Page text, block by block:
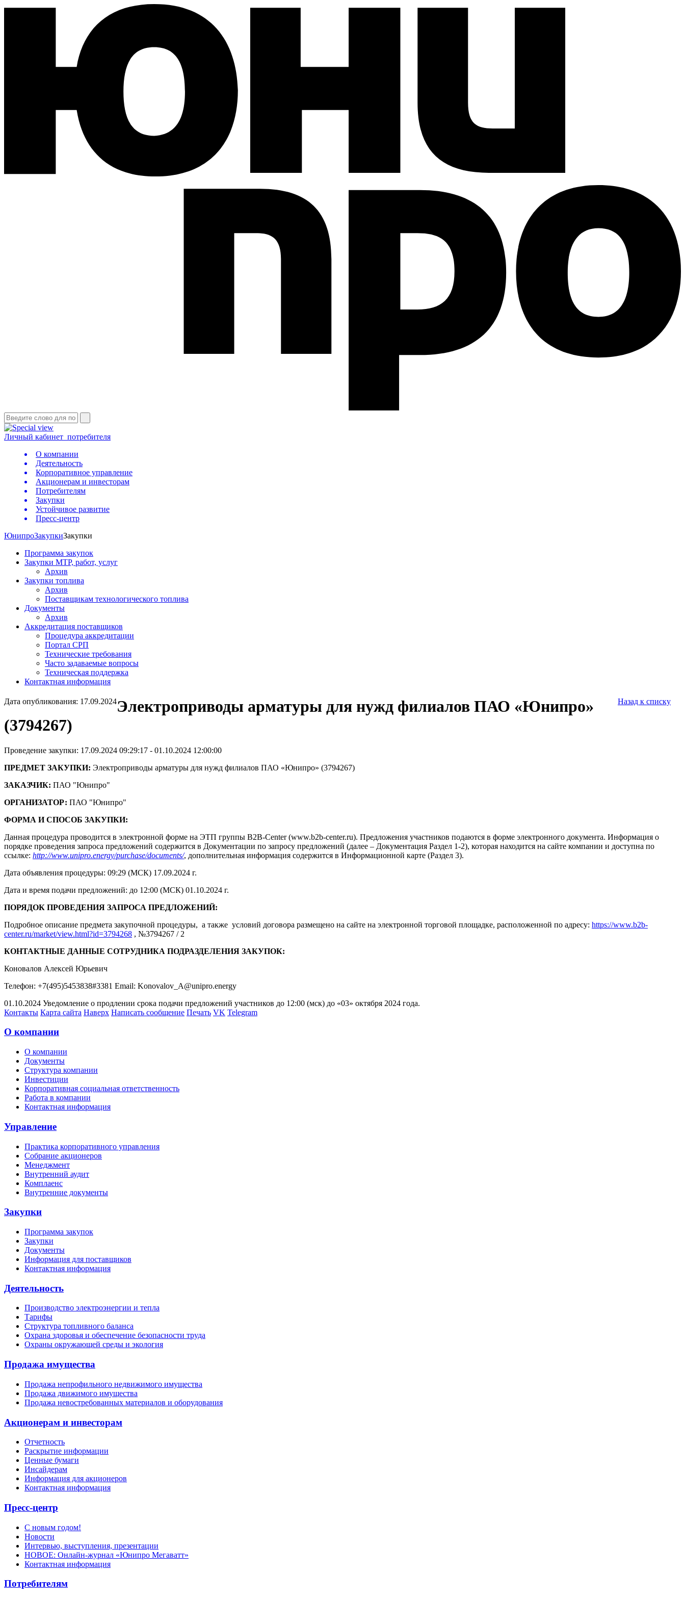
Личный кабинет потребителя
О компании
Деятельность
Корпоративное управление
Акционерам и инвесторам
Потребителям
Закупки
Устойчивое развитие
Пресс-центр
ЮнипроЗакупкиЗакупки
Программа закупок
Закупки МТР, работ, услуг
Архив
Закупки топлива
Архив
Поставщикам технологического топлива
Документы
Архив
Аккредитация поставщиков
Процедура аккредитации
Портал СРП
Технические требования
Часто задаваемые вопросы
Техническая поддержка
Контактная информация
Дата опубликования: 17.09.2024 Назад к списку
Электроприводы арматуры для нужд филиалов ПАО «Юнипро»
(3794267)
Проведение закупки: 17.09.2024 09:29:17 - 01.10.2024 12:00:00
ПРЕДМЕТ ЗАКУПКИ: Электроприводы арматуры для нужд филиалов ПАО «Юнипро» (3794267)
ЗАКАЗЧИК: ПАО "Юнипро"
ОРГАНИЗАТОР: ПАО "Юнипро"
ФОРМА И СПОСОБ ЗАКУПКИ:
Данная процедура проводится в электронной форме на ЭТП группы B2B-Center (www.b2b-center.ru). Предложения участников подаются в форме электронного документа. Информация о
порядке проведения запроса предложений содержится в Документации по запросу предложений (далее – Документация Раздел 1-2), которая находится на сайте компании и доступна по
ссылке: http://www.unipro.energy/purchase/documents/, дополнительная информация содержится в Информационной карте (Раздел 3).
Дата объявления процедуры: 09:29 (МСК) 17.09.2024 г.
Дата и время подачи предложений: до 12:00 (МСК) 01.10.2024 г.
ПОРЯДОК ПРОВЕДЕНИЯ ЗАПРОСА ПРЕДЛОЖЕНИЙ:
Подробное описание предмета закупочной процедуры, а также условий договора размещено на сайте на электронной торговой площадке, расположенной по адресу: https://www.b2b-
center.ru/market/view.html?id=3794268 , №3794267 / 2
КОНТАКТНЫЕ ДАННЫЕ СОТРУДНИКА ПОДРАЗДЕЛЕНИЯ ЗАКУПОК:
Коновалов Алексей Юрьевич
Телефон: +7(495)5453838#3381 Email: Konovalov_A@unipro.energy
01.10.2024 Уведомление о продлении срока подачи предложений участников до 12:00 (мск) до «03» октября 2024 года.
Контакты Карта сайта Наверх Написать сообщение Печать VK Telegram
О компании
О компании
Документы
Структура компании
Инвестиции
Корпоративная социальная ответственность
Работа в компании
Контактная информация
Управление
Практика корпоративного управления
Собрание акционеров
Менеджмент
Внутренний аудит
Комплаенс
Внутренние документы
Закупки
Программа закупок
Закупки
Документы
Информация для поставщиков
Контактная информация
Деятельность
Производство электроэнергии и тепла
Тарифы
Структура топливного баланса
Охрана здоровья и обеспечение безопасности труда
Охраны окружающей среды и экология
Продажа имущества
Продажа непрофильного недвижимого имущества
Продажа движимого имущества
Продажа невостребованных материалов и оборудования
Акционерам и инвесторам
Отчетность
Раскрытие информации
Ценные бумаги
Инсайдерам
Информация для акционеров
Контактная информация
Пресс-центр
С новым годом!
Новости
Интервью, выступления, презентации
НОВОЕ: Онлайн-журнал «Юнипро Мегаватт»
Контактная информация
Потребителям